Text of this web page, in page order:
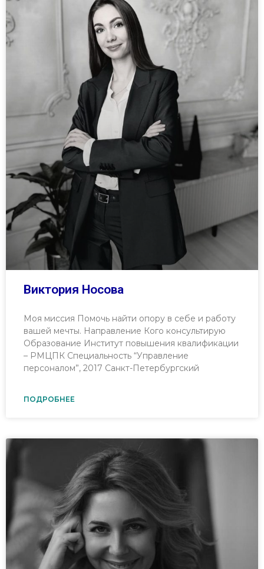
Виктория Носова
Моя миссия Помочь найти опору в себе и работу
вашей мечты. Направление Кого консультирую
Образование Институт повышения квалификации
– РМЦПК Специальность “Управление
персоналом”, 2017 Санкт-Петербургский
ПОДРОБНЕЕ